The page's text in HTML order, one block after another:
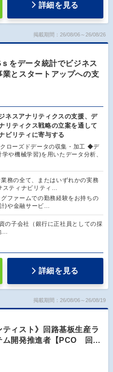
詳細を見る
掲載期間：26/08/06～26/08/26
をデータ統計でビジネス
とスタートアップへの支
ネスアナリティクスの支援、デ
リティクス戦略の立案を通して
ビリティに寄与する
ローズドデータの収集・加工 ◆デ
や機械学習)を用いたデータ分析、
務の全て、またはいずれかの実務
スティナビリティ…
ファームでの勤務経験をお持ちの
)や金融サービ…
の子会社（銀行に正社員としての採
…
詳細を見る
掲載期間：26/08/06～26/08/19
ティスト》回路基板生産ラ
ム開発推進者【PCO 回…